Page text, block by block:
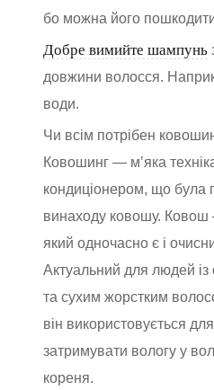
бо можна його
Добре вимийте шампунь
довжини волосся.
води.
Чи всім потрібен
Ковошинг — м’яка
кондиціонером, що була
винаходу ковошу. Ковош
який одночасно є і
Актуальний для людей
та сухим жорстким
він використовується
затримувати вологу у
кореня.